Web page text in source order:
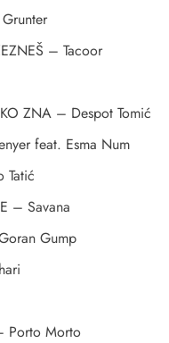
– Tacoor
ZNA – Despot Tomić
feat. Esma Num
Tatić
– Savana
Gump
Porto Morto